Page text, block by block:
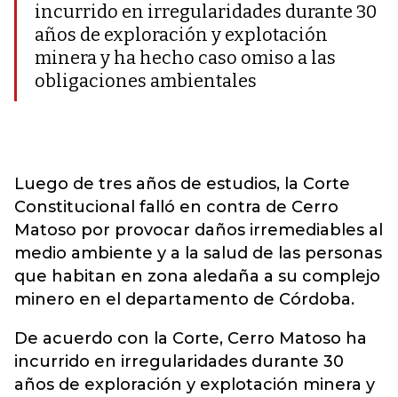
incurrido en irregularidades durante 30
años de exploración y explotación
minera y ha hecho caso omiso a las
obligaciones ambientales
Luego de tres años de estudios, la Corte
Constitucional falló en contra de Cerro
Matoso por provocar daños irremediables al
medio ambiente y a la salud de las personas
que habitan en zona aledaña a su complejo
minero en el departamento de Córdoba.
De acuerdo con la Corte, Cerro Matoso ha
incurrido en irregularidades durante 30
años de exploración y explotación minera y